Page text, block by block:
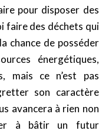
pour disposer des
faire des déchets qui
chance de posséder
énergétiques,
mais ce n’est pas
son caractère
avancera à rien non
à bâtir un futur